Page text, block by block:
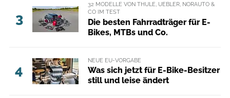
3
32 MODELLE VON THULE, UEBLER, NORAUTO &
CO IM TEST
Die besten Fahrradträger für E-
Bikes, MTBs und Co.
4
NEUE EU-VORGABE
Was sich jetzt für E-Bike-Besitzer
still und leise ändert